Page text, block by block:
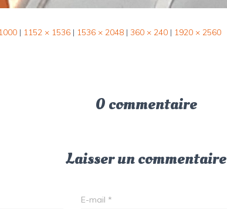
| 1152 × 1536 | 1536 × 2048 | 360 × 240 | 1920 × 2560
0 commentaire
Laisser un commentaire
E-mail *